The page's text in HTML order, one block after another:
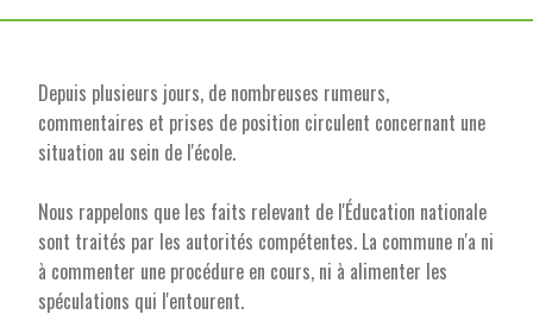
Depuis plusieurs jours, de nombreuses rumeurs,
commentaires et prises de position circulent concernant une
situation au sein de l'école.
Nous rappelons que les faits relevant de l'Éducation nationale
sont traités par les autorités compétentes. La commune n'a ni
à commenter une procédure en cours, ni à alimenter les
spéculations qui l'entourent.